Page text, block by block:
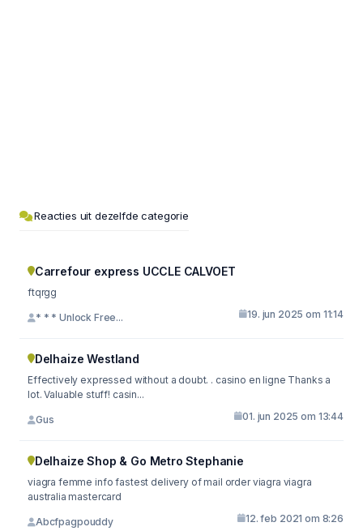
Reacties uit dezelfde categorie
Carrefour express UCCLE CALVOET
ftqrgg
* * * Unlock Free... 19. jun 2025 om 11:14
Delhaize Westland
Effectively expressed without a doubt. . casino en ligne Thanks a
lot. Valuable stuff! casin...
Gus 01. jun 2025 om 13:44
Delhaize Shop & Go Metro Stephanie
viagra femme info fastest delivery of mail order viagra viagra
australia mastercard
Abcfpagpouddy 12. feb 2021 om 8:26